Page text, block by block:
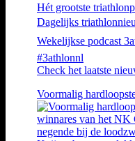
Hét grootste
Dagelijks
Wekelijkse podcast
#3athlonnl
Check het laatste
Voormalig